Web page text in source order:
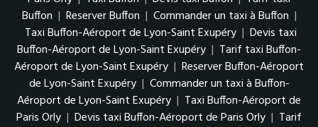
Buffon | Reserver Buffon | Commander un taxi à Buffon |
Taxi Buffon-Aéroport de Lyon-Saint Exupéry | Devis taxi
Buffon-Aéroport de Lyon-Saint Exupéry | Tarif taxi Buffon-
Aéroport de Lyon-Saint Exupéry | Reserver Buffon-Aéroport
de Lyon-Saint Exupéry | Commander un taxi à Buffon-
Aéroport de Lyon-Saint Exupéry | Taxi Buffon-Aéroport de
Paris Orly | Devis taxi Buffon-Aéroport de Paris Orly | Tarif